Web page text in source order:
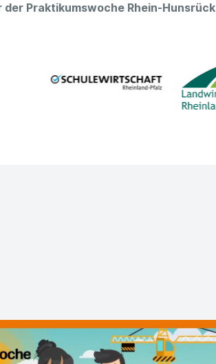
Praktikumswoche Rhein-Hunsrück